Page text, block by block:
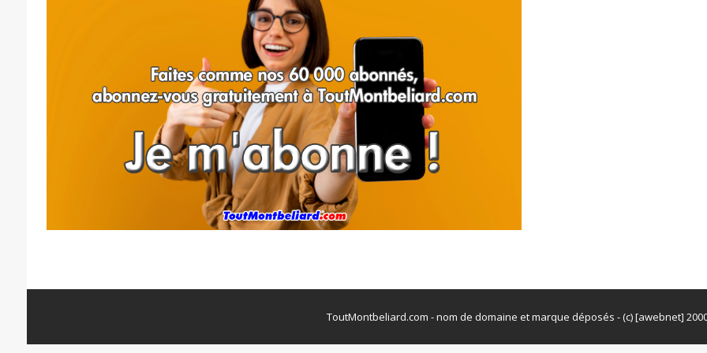
ToutMontbeliard.com - nom de domaine et marque déposés - (c) [awebnet]